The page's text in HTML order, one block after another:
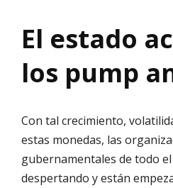
El estado
los pump
Con tal crecimiento,
estas monedas, las
gubernamentales de todo
despertando y están